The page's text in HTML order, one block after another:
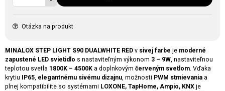
Otázka na produkt
MINALOX STEP LIGHT S90 DUALWHITE RED v sivej farbe je moderné
zapustené LED svietidlo s nastaviteľným výkonom 3 – 9W , nastaviteľnou
teplotou svetla 1800K – 4500K a doplnkovým červeným svetlom . Vďaka
krytiu IP65 elegantnému sivému dizajnu , možnosti PWM stmievania a
plnej kompatibilite so systémami LOXONE, TapHome, Ampio, KNX je